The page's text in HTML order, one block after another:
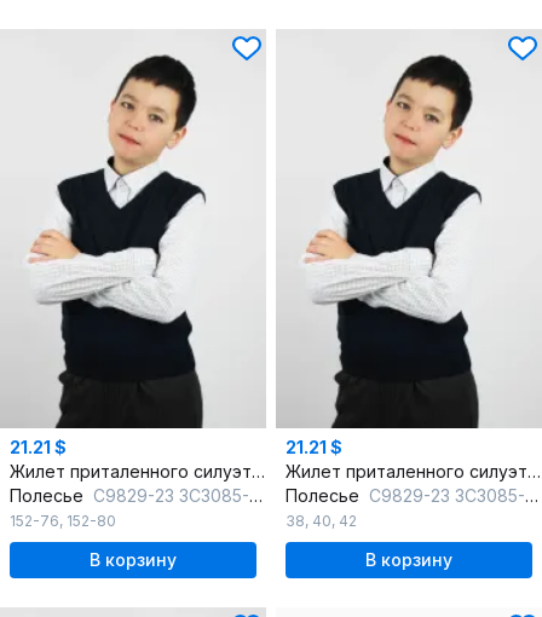
21.21 $
Жилет приталенного силуэта вязаный для делового стиля
Полесье С9829-23 3С3085-Д43 152 м.синий
152-76, 152-80
В корзину
21.21 $
Жилет приталенного силуэта вязаный для делового стиля
Полесье С9829-23 3С3085-Д43 158,164 м.синий
38, 40, 42
В корзину